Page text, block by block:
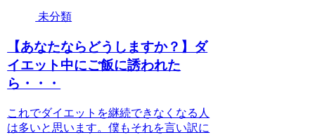
未分類
【あなたならどうしますか？】ダ
イエット中にご飯に誘われた
ら・・・
これでダイエットを継続できなくなる人
は多いと思います。僕もそれを言い訳に